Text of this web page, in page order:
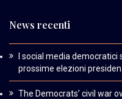
News recenti
I social media
prossime elezioni
The Democrats’ civil war